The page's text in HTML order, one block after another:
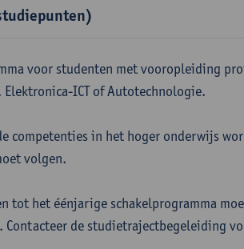
voor studenten met vooropleiding
Elektronica-ICT of Autotechnologie.
competenties in het hoger onderwijs
volgen.
tot het éénjarige schakelprogramma
Contacteer de studietrajectbegeleiding